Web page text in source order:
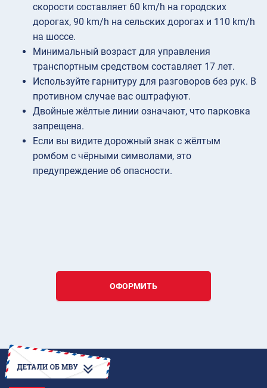
скорости составляет 60 km/h на городских
дорогах, 90 km/h на сельских дорогах и 110 km/h
на шоссе.
Минимальный возраст для управления
транспортным средством составляет 17 лет.
Используйте гарнитуру для разговоров без рук. В
противном случае вас оштрафуют.
Двойные жёлтые линии означают, что парковка
запрещена.
Если вы видите дорожный знак с жёлтым
ромбом с чёрными символами, это
предупреждение об опасности.
ОФОРМИТЬ
КАК